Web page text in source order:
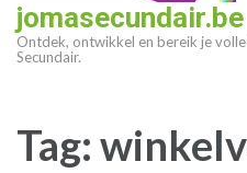
jomasecundair.be
Ontdek, ontwikkel en bereik je
Secundair.
Tag: